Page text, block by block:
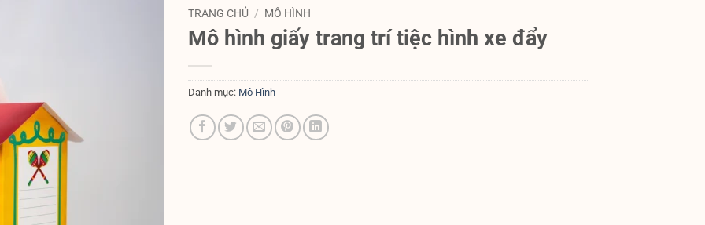
TRANG CHỦ / MÔ HÌNH
Mô hình giấy trang trí tiệc hình xe đẩy
Danh mục: Mô Hình